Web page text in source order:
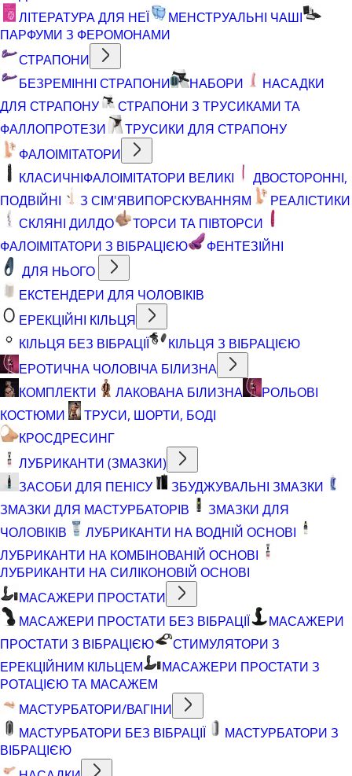
ЛІТЕРАТУРА ДЛЯ НЕЇ
МЕНСТРУАЛЬНІ ЧАШІ
ПАРФУМИ З ФЕРОМОНАМИ
СТРАПОНИ
БЕЗРЕМІННІ СТРАПОНИ
НАБОРИ
НАСАДКИ
ДЛЯ СТРАПОНУ
СТРАПОНИ З ТРУСИКАМИ ТА
ФАЛЛОПРОТЕЗИ
ТРУСИКИ ДЛЯ СТРАПОНУ
ФАЛОІМІТАТОРИ
КЛАСИЧНІФАЛОІМІТАТОРИ ВЕЛИКІ
ДВОСТОРОННІ,
ПОДВІЙНІ
З СІМ'ЯВИПОРСКУВАННЯМ
РЕАЛІСТИКИ
СКЛЯНІ ДИЛДО
ТОРСИ ТА ПІВТОРСИ
ФАЛОІМІТАТОРИ З ВІБРАЦІЄЮ
ФЕНТЕЗІЙНІ
ДЛЯ НЬОГО
ЕКСТЕНДЕРИ ДЛЯ ЧОЛОВІКІВ
ЕРЕКЦІЙНІ КІЛЬЦЯ
КІЛЬЦЯ БЕЗ ВІБРАЦІЇ
КІЛЬЦЯ З ВІБРАЦІЄЮ
ЕРОТИЧНА ЧОЛОВІЧА БІЛИЗНА
КОМПЛЕКТИ
ЛАКОВАНА БІЛИЗНА
РОЛЬОВІ
КОСТЮМИ
ТРУСИ, ШОРТИ, БОДІ
КРОСДРЕСИНГ
ЛУБРИКАНТИ (ЗМАЗКИ)
ЗАСОБИ ДЛЯ ПЕНІСУ
ЗБУДЖУВАЛЬНІ ЗМАЗКИ
ЗМАЗКИ ДЛЯ МАСТУРБАТОРІВ
ЗМАЗКИ ДЛЯ
ЧОЛОВІКІВ
ЛУБРИКАНТИ НА ВОДНІЙ ОСНОВІ
ЛУБРИКАНТИ НА КОМБІНОВАНІЙ ОСНОВІ
ЛУБРИКАНТИ НА СИЛІКОНОВІЙ ОСНОВІ
МАСАЖЕРИ ПРОСТАТИ
МАСАЖЕРИ ПРОСТАТИ БЕЗ ВІБРАЦІЇ
МАСАЖЕРИ
ПРОСТАТИ З ВІБРАЦІЄЮ
СТИМУЛЯТОРИ З
ЕРЕКЦІЙНИМ КІЛЬЦЕМ
МАСАЖЕРИ ПРОСТАТИ З
РОТАЦІЄЮ ТА МАСАЖЕМ
МАСТУРБАТОРИ/ВАГІНИ
МАСТУРБАТОРИ БЕЗ ВІБРАЦІЇ
МАСТУРБАТОРИ З
ВІБРАЦІЄЮ